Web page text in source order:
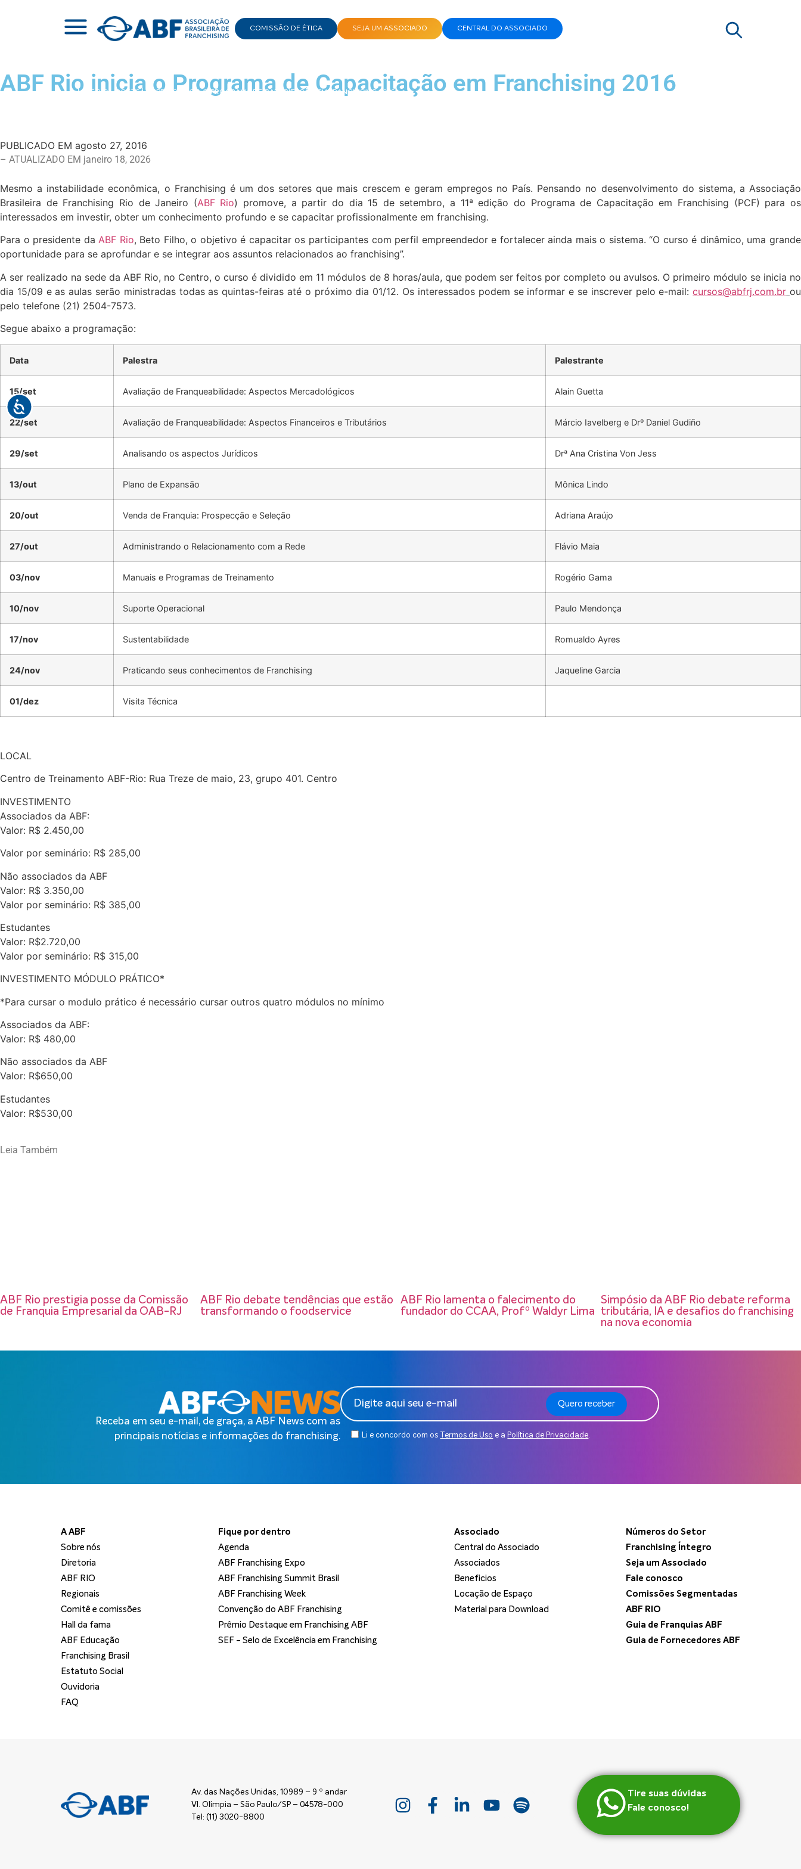
COMISSÃO DE ÉTICA SEJA UM ASSOCIADO CENTRAL DO ASSOCIADO
|ABF RIO - POSTS| ABF RIO INICIA O PROGRAMA DE CAPACITAÇÃO EM FRANCHISING 2016
ABF Rio inicia o Programa de Capacitação em Franchising 2016
PUBLICADO EM agosto 27, 2016
– ATUALIZADO EM janeiro 18, 2026
Mesmo a instabilidade econômica, o Franchising é um dos setores que mais crescem e geram empregos no País. Pensando no desenvolvimento do sistema, a Associação
Brasileira de Franchising Rio de Janeiro (ABF Rio) promove, a partir do dia 15 de setembro, a 11ª edição do Programa de Capacitação em Franchising (PCF) para os
interessados em investir, obter um conhecimento profundo e se capacitar profissionalmente em franchising.
Para o presidente daABF Rio, Beto Filho, o objetivo é capacitar os participantes com perfil empreendedor e fortalecer ainda mais o sistema. “O curso é dinâmico, uma grande
oportunidade para se aprofundar e se integrar aos assuntos relacionados ao franchising”.
A ser realizado na sede da ABF Rio, no Centro, o curso é dividido em 11 módulos de 8 horas/aula, que podem ser feitos por completo ou avulsos. O primeiro módulo se inicia no
dia 15/09 e as aulas serão ministradas todas as quintas-feiras até o próximo dia 01/12. Os interessados podem se informar e se inscrever pelo e-mail:cursos@abfrj.com.br ou
pelo telefone (21) 2504-7573.
Segue abaixo a programação:
Data Palestra Palestrante
15/set Avaliação de Franqueabilidade: Aspectos Mercadológicos Alain Guetta
22/set Avaliação de Franqueabilidade: Aspectos Financeiros e Tributários Márcio Iavelberg e Drº Daniel Gudiño
29/set Analisando os aspectos Jurídicos Drª Ana Cristina Von Jess
13/out Plano de Expansão Mônica Lindo
20/out Venda de Franquia: Prospecção e Seleção Adriana Araújo
27/out Administrando o Relacionamento com a Rede Flávio Maia
03/nov Manuais e Programas de Treinamento Rogério Gama
10/nov Suporte Operacional Paulo Mendonça
17/nov Sustentabilidade Romualdo Ayres
24/nov Praticando seus conhecimentos de Franchising Jaqueline Garcia
01/dez Visita Técnica
LOCAL
Centro de Treinamento ABF-Rio: Rua Treze de maio, 23, grupo 401. Centro
INVESTIMENTO
Associados da ABF:
Valor: R$ 2.450,00
Valor por seminário: R$ 285,00
Não associados da ABF
Valor: R$ 3.350,00
Valor por seminário: R$ 385,00
Estudantes
Valor: R$2.720,00
Valor por seminário: R$ 315,00
INVESTIMENTO MÓDULO PRÁTICO*
*Para cursar o modulo prático é necessário cursar outros quatro módulos no mínimo
Associados da ABF:
Valor: R$ 480,00
Não associados da ABF
Valor: R$650,00
Estudantes
Valor: R$530,00
Leia Também
ABF Rio prestigia posse da Comissão
de Franquia Empresarial da OAB-RJ
ABF Rio debate tendências que estão
transformando o foodservice
ABF Rio lamenta o falecimento do
fundador do CCAA, Profº Waldyr Lima
Simpósio da ABF Rio debate reforma
tributária, IA e desafios do franchising
na nova economia
Receba em seu e-mail, de graça, a ABF News com as
principais notícias e informações do franchising.
Li e concordo com os Termos de Uso e a Política de Privacidade.
Quero receber
A ABF
Sobre nós
Diretoria
ABF RIO
Regionais
Comitê e comissões
Hall da fama
ABF Educação
Franchising Brasil
Estatuto Social
Ouvidoria
FAQ
Fique por dentro
Agenda
ABF Franchising Expo
ABF Franchising Summit Brasil
ABF Franchising Week
Convenção do ABF Franchising
Prêmio Destaque em Franchising ABF
SEF - Selo de Excelência em Franchising
Associado
Central do Associado
Associados
Beneficios
Locação de Espaço
Material para Download
Números do Setor
Franchising Íntegro
Seja um Associado
Fale conosco
Comissões Segmentadas
ABF RIO
Guia de Franquias ABF
Guia de Fornecedores ABF
Av. das Nações Unidas, 10989 – 9 º andar
Vl. Olímpia – São Paulo/SP – 04578-000
Tel: (11) 3020-8800
Tire suas dúvidas
Fale conosco!